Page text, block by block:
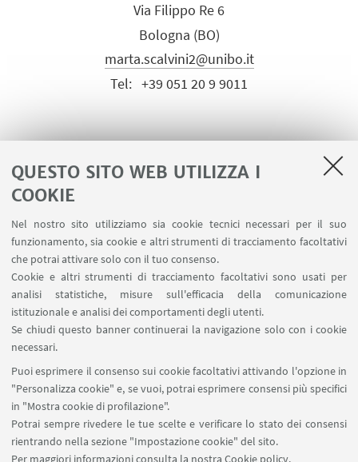
QUESTO SITO WEB UTILIZZA I
COOKIE
Nel nostro sito utilizziamo sia cookie tecnici necessari per il suo
funzionamento, sia cookie e altri strumenti di tracciamento facoltativi
che potrai attivare solo con il tuo consenso.
Cookie e altri strumenti di tracciamento facoltativi sono usati per
analisi statistiche, misure sull'efficacia della comunicazione
istituzionale e analisi dei comportamenti degli utenti.
Se chiudi questo banner continuerai la navigazione solo con i cookie
necessari.
Puoi esprimere il consenso sui cookie facoltativi attivando l'opzione in
"Personalizza cookie" e, se vuoi, potrai esprimere consensi più specifici
in "Mostra cookie di profilazione".
Potrai sempre rivedere le tue scelte e verificare lo stato dei consensi
rientrando nella sezione "Impostazione cookie" del sito.
Per maggiori informazioniconsulta la nostra Cookie policy.
Via Filippo Re 6
Bologna (BO)
marta.scalvini2@unibo.it
Tel: +39 051 20 9 9011
Area riservata
Contatti
SEGUI IL DIPARTIMENTO SU:
SEGUI UNIBO SU:
APP: